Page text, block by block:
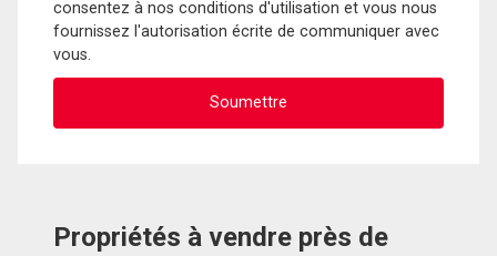
consentez à nos conditions d'utilisation et vous nous
fournissez l'autorisation écrite de communiquer avec
vous.
Propriétés à vendre près de